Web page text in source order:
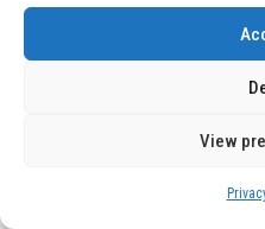
View
Devastadora
Menos Dos